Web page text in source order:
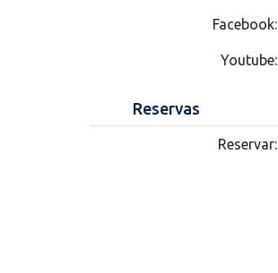
Facebook:
Youtube:
Reservas
Reservar: